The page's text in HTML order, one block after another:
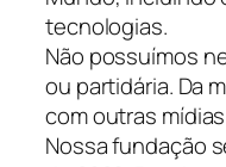
tecnologias.
Não possuímos
ou partidária. Da
com outras
Nossa fundação